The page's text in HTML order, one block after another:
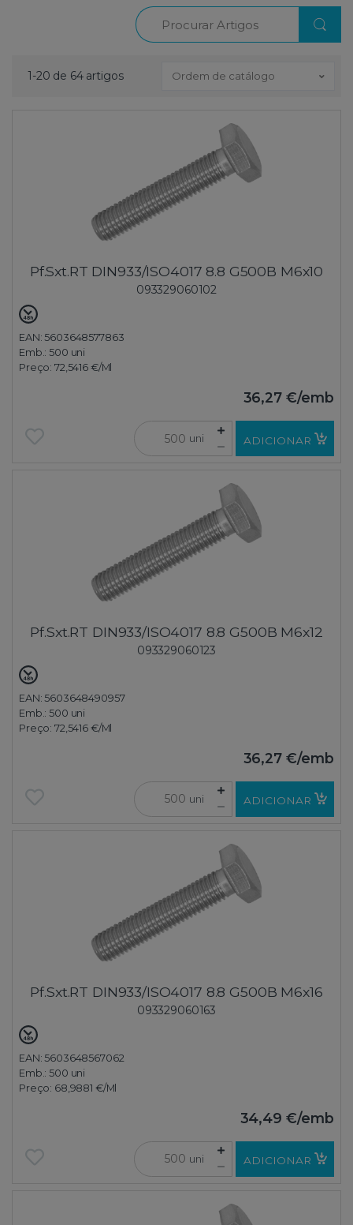
Procurar
1-20 de 64 artigos Ordem de catálogo
Pf.Sxt.RT DIN933/ISO4017 8.8 G500B M6x10
093329060102
EAN: 5603648577863
Emb.:500 uni
Preço: 72,5416 €/Ml
36,27 €/emb
uni ADICIONAR
Pf.Sxt.RT DIN933/ISO4017 8.8 G500B M6x12
093329060123
EAN: 5603648490957
Emb.:500 uni
Preço: 72,5416 €/Ml
36,27 €/emb
uni ADICIONAR
Pf.Sxt.RT DIN933/ISO4017 8.8 G500B M6x16
093329060163
EAN: 5603648567062
Emb.:500 uni
Preço: 68,9881 €/Ml
34,49 €/emb
uni ADICIONAR